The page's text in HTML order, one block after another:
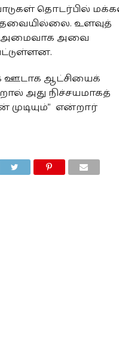
தொடர்பில்
உளவுத்
அமைவாக அவை
ஊடாக ஆட்சியைக்
அது நிச்சயமாகத்
என்றார்